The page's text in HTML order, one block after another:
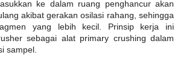
ke dalam ruang penghancur akan
akibat gerakan osilasi rahang, sehingga
yang lebih kecil. Prinsip kerja ini
sebagai alat primary crushing dalam
sampel.